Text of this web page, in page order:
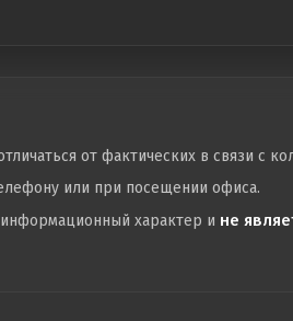
от фактических в связи с
или при посещении офиса.
характер и не